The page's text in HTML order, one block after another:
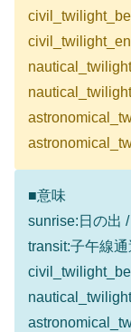
■意味
sunrise:日の出
transit:子午線通